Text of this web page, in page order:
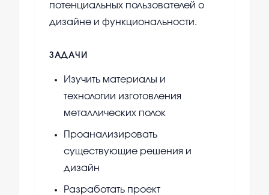
потенциальных пользователей о
дизайне и функциональности.
ЗАДАЧИ
Изучить материалы и
технологии изготовления
металлических полок
Проанализировать
существующие решения и
дизайн
Разработать проект